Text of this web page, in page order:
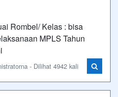
Rombel/ Kelas : bisa
MPLS Tahun
- Dilihat 4942 kali